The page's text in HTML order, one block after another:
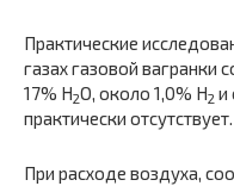
Практические
газах газовой вагранки
17% H2O, около 1,0% H2 и
практически отсутствует.
При расходе воздуха,